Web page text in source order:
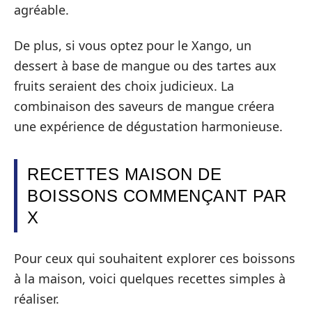
agréable.
De plus, si vous optez pour le Xango, un
dessert à base de mangue ou des tartes aux
fruits seraient des choix judicieux. La
combinaison des saveurs de mangue créera
une expérience de dégustation harmonieuse.
RECETTES MAISON DE
BOISSONS COMMENÇANT PAR
X
Pour ceux qui souhaitent explorer ces boissons
à la maison, voici quelques recettes simples à
réaliser.